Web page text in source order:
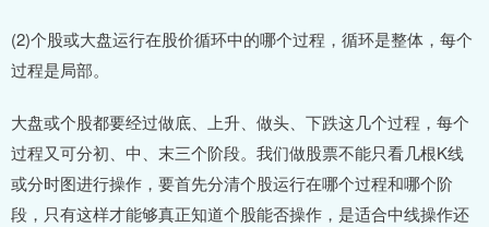
(2)个股或大盘运行在股价循环中的哪个过程，循环是整体，每个
过程是局部。
大盘或个股都要经过做底、上升、做头、下跌这几个过程，每个
过程又可分初、中、末三个阶段。我们做股票不能只看几根K线
或分时图进行操作，要首先分清个股运行在哪个过程和哪个阶
段，只有这样才能够真正知道个股能否操作，是适合中线操作还